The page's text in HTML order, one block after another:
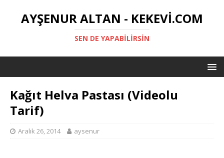
AYŞENUR ALTAN - KEKEVI.COM
SEN DE YAPABILIRSIN
Kağıt Helva Pastası (Videolu
Tarif)
Aralık 26, 2014 aysenur